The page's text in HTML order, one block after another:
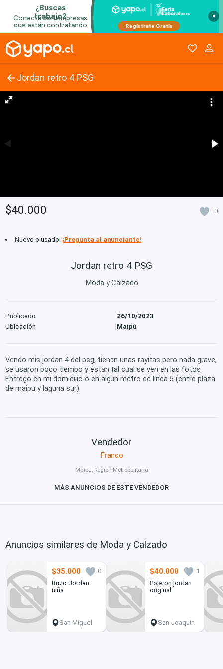
×
Jordan retro 4 PSG
$40.000 0
Nuevo o usado: ¡Pregunta al anunciante!
Jordan retro 4 PSG
Moda y Calzado
Publicado
26/10/2023
Ubicación
Maipú
Vendo mis jordan 4 del psg, tienen unas rayitas pero nada grave,
se usaron poco tiempo y estan tal cual se ven en las fotos
Entrego en mi domicilio o en algun metro de linea 5 (entre plaza
de maipu y laguna sur)
Vendedor
Franco
Maipú, Región Metropolitana
MÁS ANUNCIOS DE ESTE VENDEDOR
Anuncios similares de Moda y Calzado
$35.000
0
Buzo Jordan
niña
San Miguel
$40.000
1
Poleron jordan
original
San Joaquín